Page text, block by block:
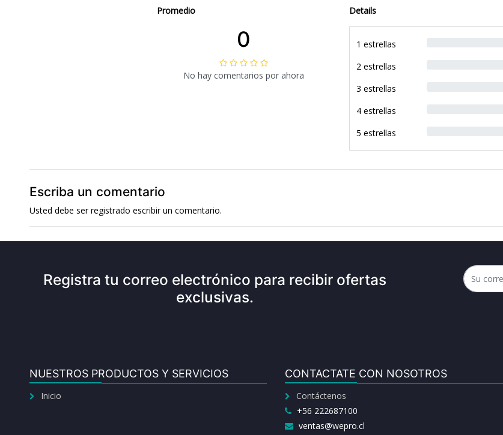
Promedio
0
No hay comentarios por ahora
Details
1 estrellas
2 estrellas
3 estrellas
4 estrellas
5 estrellas
Escriba un comentario
Usted debe serregistrado escribir un comentario.
Registra tu correo electrónico para recibir ofertas
exclusivas.
NUESTROS PRODUCTOS Y SERVICIOS
Inicio
CONTACTATE CON NOSOTROS
Contáctenos
+56 222687100
ventas@wepro.cl